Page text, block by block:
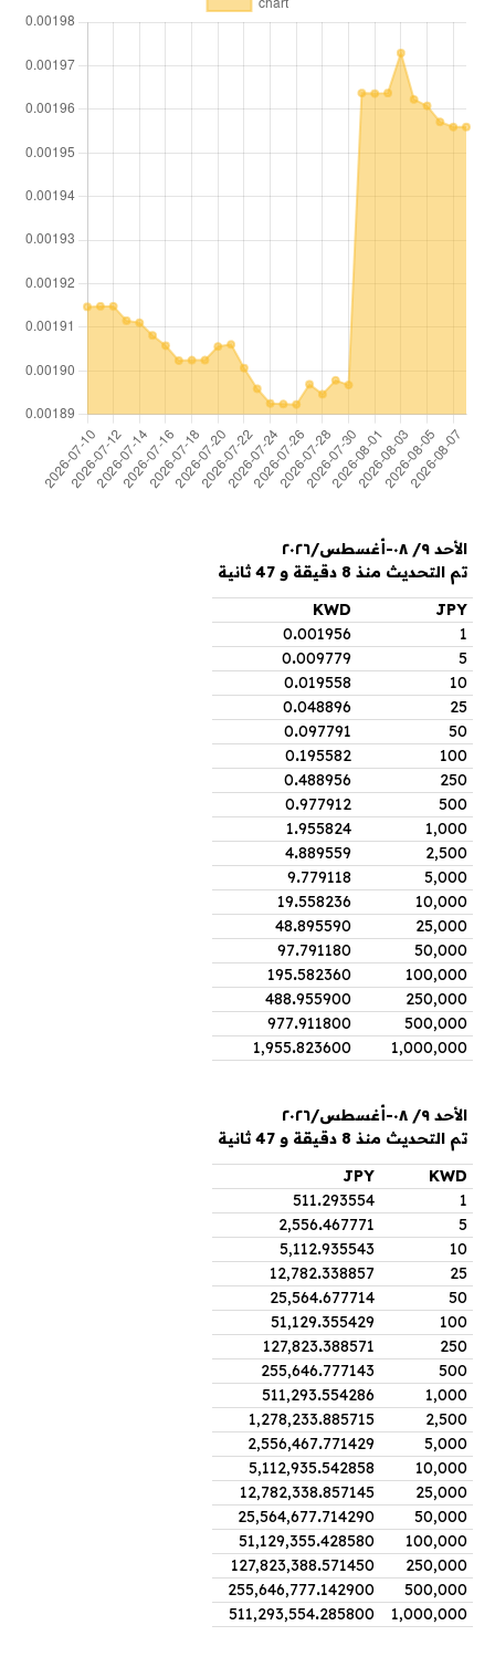
الأحد ٩/ ٠٨-أغسطس/٢٠٢٦
تم التحديث منذ 8 دقيقة و 47 ثانية
JPY
KWD
1
0.001956
5
0.009779
10
0.019558
25
0.048896
50
0.097791
100
0.195582
250
0.488956
500
0.977912
1,000
1.955824
2,500
4.889559
5,000
9.779118
10,000
19.558236
25,000
48.895590
50,000
97.791180
100,000
195.582360
250,000
488.955900
500,000
977.911800
1,000,000
1,955.823600
الأحد ٩/ ٠٨-أغسطس/٢٠٢٦
تم التحديث منذ 8 دقيقة و 47 ثانية
KWD
JPY
1
511.293554
5
2,556.467771
10
5,112.935543
25
12,782.338857
50
25,564.677714
100
51,129.355429
250
127,823.388571
500
255,646.777143
1,000
511,293.554286
2,500
1,278,233.885715
5,000
2,556,467.771429
10,000
5,112,935.542858
25,000
12,782,338.857145
50,000
25,564,677.714290
100,000
51,129,355.428580
250,000
127,823,388.571450
500,000
255,646,777.142900
1,000,000
511,293,554.285800